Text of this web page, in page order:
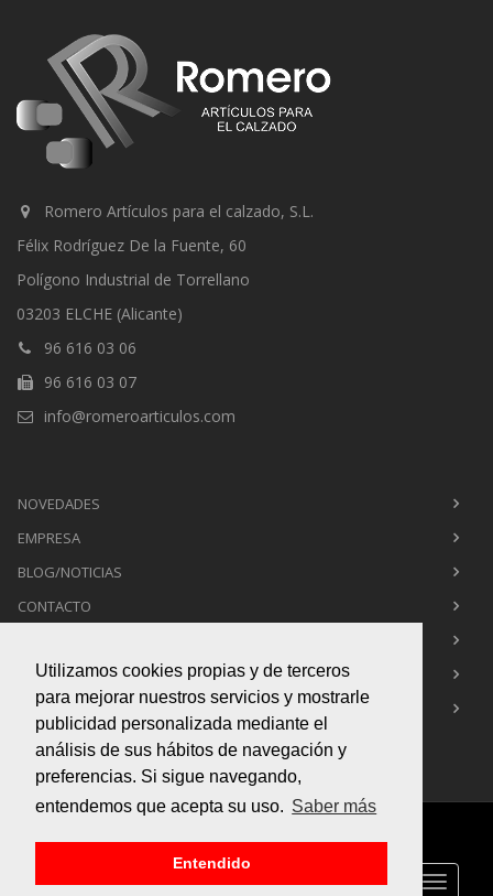
Utilizamos cookies propias y de terceros
para mejorar nuestros servicios y mostrarle
publicidad personalizada mediante el
análisis de sus hábitos de navegación y
preferencias. Si sigue navegando,
entendemos que acepta su uso. Saber más
Entendido
Romero Artículos para el calzado, S.L.
Félix Rodríguez De la Fuente, 60
Polígono Industrial de Torrellano
03203 ELCHE (Alicante)
96 616 03 06
96 616 03 07
info@romeroarticulos.com
NOVEDADES
EMPRESA
BLOG/NOTICIAS
CONTACTO
POLÍTICA DE COOKIES
AVISO LEGAL
Copyright © 2015Box Infografía 3d. All Rights Reserved
Toggle